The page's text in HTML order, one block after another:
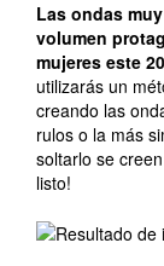
Las ondas
volumen
mujeres este
utilizarás un
creando las
rulos o la más
soltarlo se
listo!